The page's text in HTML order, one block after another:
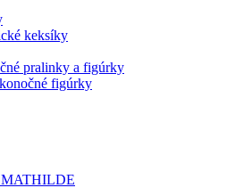
keksíky
pralinky a figúrky
figúrky